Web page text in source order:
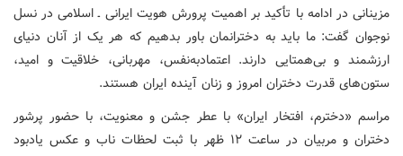
مزینانی در ادامه با تأکید بر اهمیت پرورش هویت ایرانی ـ اسلامی در نسل
نوجوان گفت: ما باید به دخترانمان باور بدهیم که هر یک از آنان دنیای
ارزشمند و بی‌همتایی دارند. اعتمادبه‌نفس، مهربانی، خلاقیت و امید،
ستون‌های قدرت دختران امروز و زنان آینده ایران هستند.
مراسم «دخترم، افتخار ایران» با عطر جشن و معنویت، با حضور پرشور
دختران و مربیان در ساعت ۱۲ ظهر با ثبت لحظات ناب و عکس یادبود